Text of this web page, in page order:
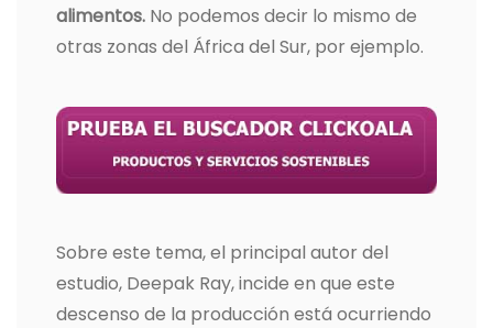
alimentos. No podemos decir lo mismo de
otras zonas del África del Sur, por ejemplo.
Sobre este tema, el principal autor del
estudio, Deepak Ray, incide en que este
descenso de la producción está ocurriendo